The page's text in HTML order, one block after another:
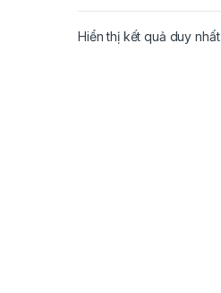
Hiển thị kết quả duy nhất